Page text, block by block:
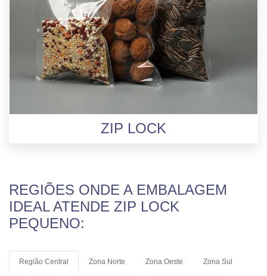
ZIP LOCK
REGIÕES ONDE A EMBALAGEM
IDEAL ATENDE ZIP LOCK
PEQUENO:
Região Central Zona Norte Zona Oeste Zona Sul